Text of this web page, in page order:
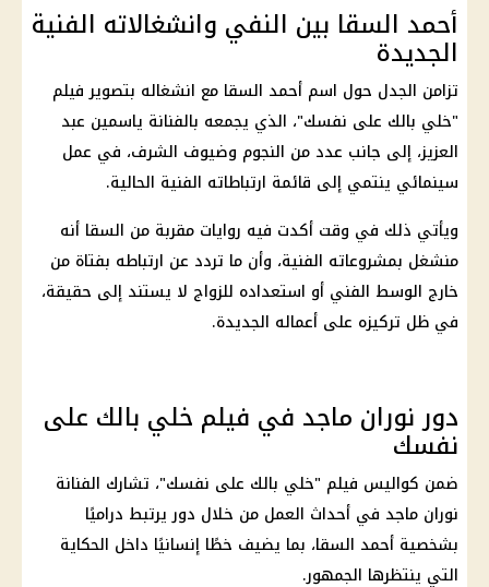
أحمد السقا بين النفي وانشغالاته الفنية
الجديدة
تزامن الجدل حول اسم أحمد السقا مع انشغاله بتصوير فيلم
"خلي بالك على نفسك"، الذي يجمعه بالفنانة ياسمين عبد
العزيز، إلى جانب عدد من النجوم وضيوف الشرف، في عمل
سينمائي ينتمي إلى قائمة ارتباطاته الفنية الحالية.
ويأتي ذلك في وقت أكدت فيه روايات مقربة من السقا أنه
منشغل بمشروعاته الفنية، وأن ما تردد عن ارتباطه بفتاة من
خارج الوسط الفني أو استعداده للزواج لا يستند إلى حقيقة،
في ظل تركيزه على أعماله الجديدة.
دور نوران ماجد في فيلم خلي بالك على
نفسك
ضمن كواليس فيلم "خلي بالك على نفسك"، تشارك الفنانة
نوران ماجد في أحداث العمل من خلال دور يرتبط دراميًا
بشخصية أحمد السقا، بما يضيف خطًا إنسانيًا داخل الحكاية
التي ينتظرها الجمهور.